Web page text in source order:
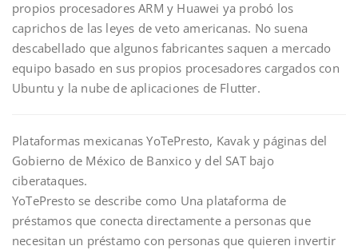
propios procesadores ARM y Huawei ya probó los
caprichos de las leyes de veto americanas. No suena
descabellado que algunos fabricantes saquen a mercado
equipo basado en sus propios procesadores cargados con
Ubuntu y la nube de aplicaciones de Flutter.
Plataformas mexicanas YoTePresto, Kavak y páginas del
Gobierno de México de Banxico y del SAT bajo
ciberataques.
YoTePresto se describe como Una plataforma de
préstamos que conecta directamente a personas que
necesitan un préstamo con personas que quieren invertir